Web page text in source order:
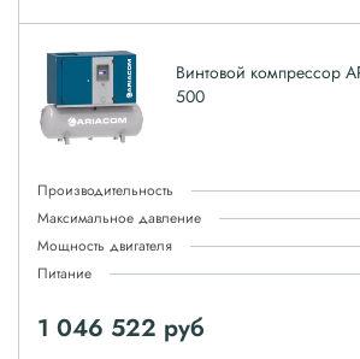
Винтовой компрессор
500
Производительность
Максимальное давление
Мощность двигателя
Питание
1 046 522 руб